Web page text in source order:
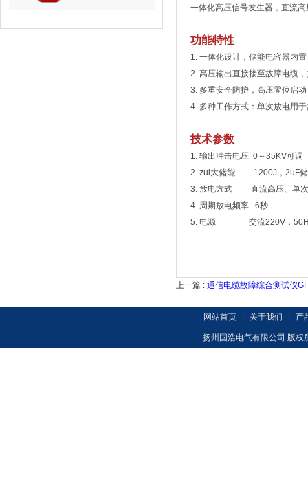
一体化高压信号发生器，直流
功能特性
1. 一体化设计，储能电容器内
2. 高压输出直接接至故障电缆
3. 多重安全防护，高压零位启
4. 多种工作方式：单次放电用
技术参数
1. 输出冲击电压 0～35KV可调
2. zui大储能 1200J，2uF储
3. 放电方式 直流高压、单次
4. 周期放电频率 6秒
5. 电源 交流220V，
上一篇 : 通信电缆故障综合测试仪
网站首页 关于我们 产
扬州国浩电气有限公司 版权